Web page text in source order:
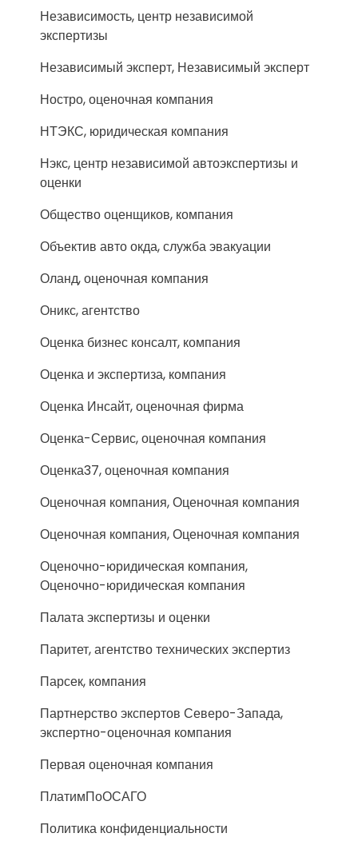
Независимость, центр независимой
экспертизы
Независимый эксперт, Независимый эксперт
Ностро, оценочная компания
НТЭКС, юридическая компания
Нэкс, центр независимой автоэкспертизы и
оценки
Общество оценщиков, компания
Объектив авто окда, служба эвакуации
Оланд, оценочная компания
Оникс, агентство
Оценка бизнес консалт, компания
Оценка и экспертиза, компания
Оценка Инсайт, оценочная фирма
Оценка-Сервис, оценочная компания
Оценка37, оценочная компания
Оценочная компания, Оценочная компания
Оценочная компания, Оценочная компания
Оценочно-юридическая компания,
Оценочно-юридическая компания
Палата экспертизы и оценки
Паритет, агентство технических экспертиз
Парсек, компания
Партнерство экспертов Северо-Запада,
экспертно-оценочная компания
Первая оценочная компания
ПлатимПоОСАГО
Политика конфиденциальности